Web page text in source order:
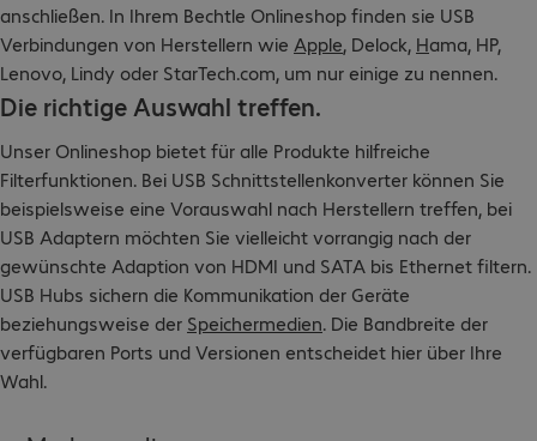
anschließen. In Ihrem Bechtle Onlineshop finden sie USB
Verbindungen von Herstellern wie Apple, Delock, Hama, HP,
Lenovo, Lindy oder StarTech.com, um nur einige zu nennen.
Die richtige Auswahl treffen.
Unser Onlineshop bietet für alle Produkte hilfreiche
Filterfunktionen. Bei USB Schnittstellenkonverter können Sie
beispielsweise eine Vorauswahl nach Herstellern treffen, bei
USB Adaptern möchten Sie vielleicht vorrangig nach der
gewünschte Adaption von HDMI und SATA bis Ethernet filtern.
USB Hubs sichern die Kommunikation der Geräte
beziehungsweise der Speichermedien. Die Bandbreite der
verfügbaren Ports und Versionen entscheidet hier über Ihre
Wahl.